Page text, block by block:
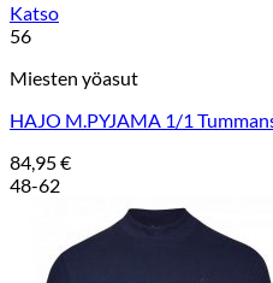
Katso
56
Miesten yöasut
HAJO M.PYJAMA 1/1
84,95€
48-62